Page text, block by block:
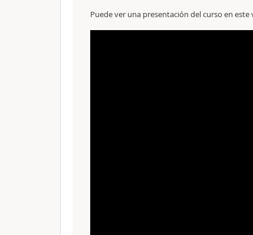
Puede ver una presentación del curso en este